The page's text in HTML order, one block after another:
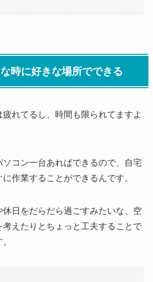
時に好きな場所でできる
れてるし、時間も限られてますよ
ソコン一台あればできるので、自宅
作業することができるんです。
日をだらだら過ごすみたいな、空
考えたりとちょっと工夫することで